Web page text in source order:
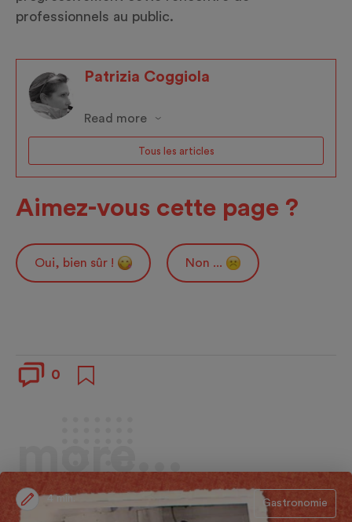
professionnels au public.
Tous les articles
Patrizia Coggiola
Read more
Aimez-vous cette page ?
Oui, bien sûr ! Non ...
0
4 min. Gastronomie